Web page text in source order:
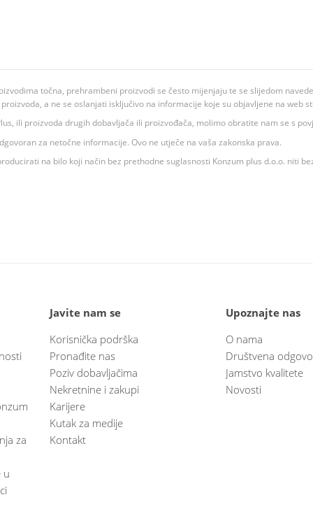
točna, prehrambeni proizvodi se često mijenjaju te se slijedom
a ne se oslanjati isključivo na informacije koje su objavljene na web
ili proizvoda drugih dobavljača ili proizvođača, molimo obratite nam se s
za netočne informacije. Ovo ne utječe na vaša zakonska prava.
na bilo koji način bez prethodne suglasnosti Konzum plus d.o.o. niti
za
u
Javite nam se
Korisnička podrška
Pronađite nas
Poziv dobavljačima
Nekretnine i zakupi
Karijere
Kutak za medije
Kontakt
Upoznajte nas
O nama
Društvena
Jamstvo kvalitete
Novosti